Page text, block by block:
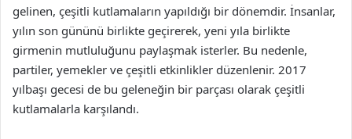
gelinen, çeşitli kutlamaların yapıldığı bir dönemdir. İnsanlar,
yılın son gününü birlikte geçirerek, yeni yıla birlikte
girmenin mutluluğunu paylaşmak isterler. Bu nedenle,
partiler, yemekler ve çeşitli etkinlikler düzenlenir. 2017
yılbaşı gecesi de bu geleneğin bir parçası olarak çeşitli
kutlamalarla karşılandı.